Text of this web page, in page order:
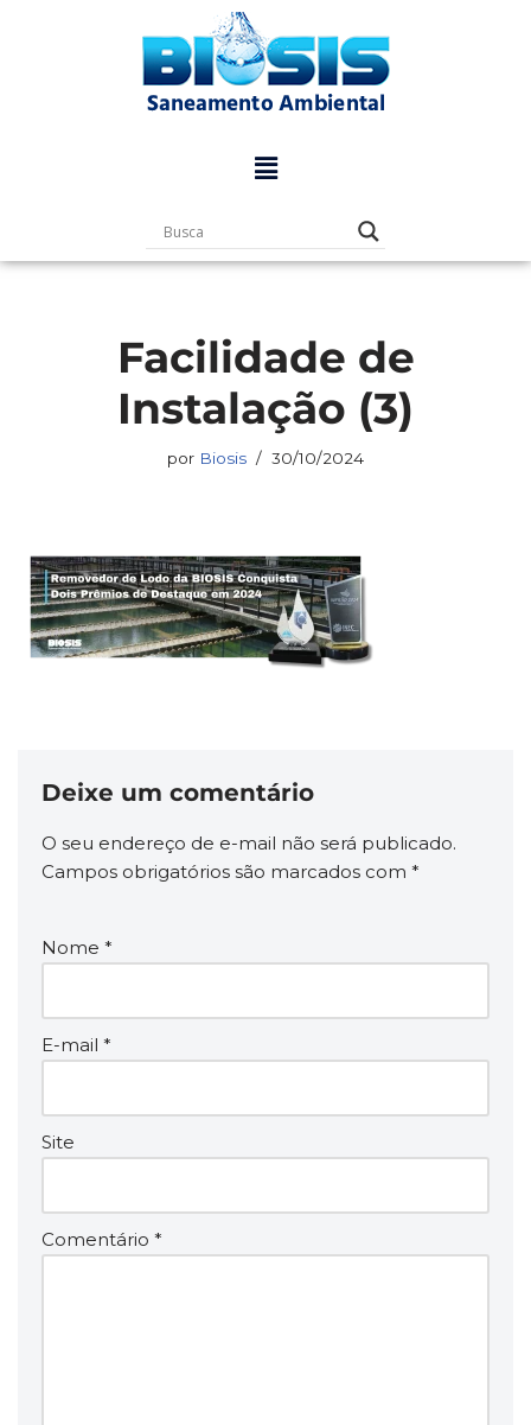
Facilidade de
Instalação (3)
por Biosis 30/10/2024
Deixe um comentário
O seu endereço de e-mail não será publicado.
Campos obrigatórios são marcados com *
Nome *
E-mail *
Site
Comentário *